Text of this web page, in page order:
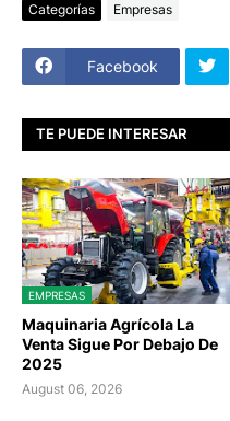
Categorías Empresas
Facebook
TE PUEDE INTERESAR
EMPRESAS
Maquinaria Agrícola La
Venta Sigue Por Debajo De
2025
August 06, 2026